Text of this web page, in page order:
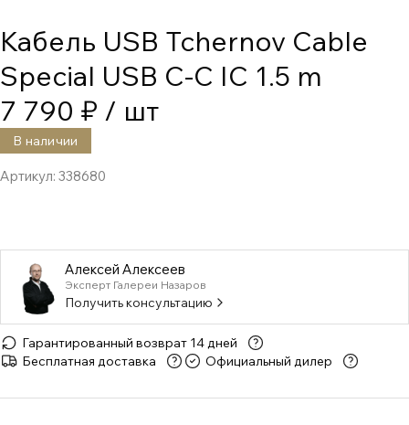
Кабель USB Tchernov Cable
Special USB C-C IC 1.5 m
7 790 ₽ / шт
В наличии
Артикул: 338680
Алексей Алексеев
Эксперт Галереи Назаров
Получить консультацию
Гарантированный возврат 14 дней
Бесплатная доставка
Официальный дилер